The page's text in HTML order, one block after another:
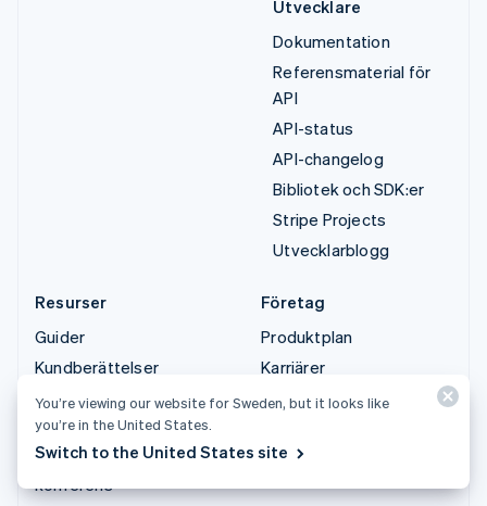
Utvecklare
Dokumentation
Referensmaterial för
API
API-status
API-changelog
Bibliotek och SDK:er
Stripe Projects
Utvecklarblogg
Resurser
Guider
Kundberättelser
Blogg
Community
Sessions årliga
konferens
Företag
Produktplan
Karriärer
Nyhetsrum
Kontakta säljteamet
You’re viewing our website for Sweden, but it looks like
you’re in the United States.
Switch to the United States site